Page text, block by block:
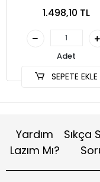
1.498,10 TL
Adet
SEPETE EKLE
Yardım
Lazım Mı?
Sıkça